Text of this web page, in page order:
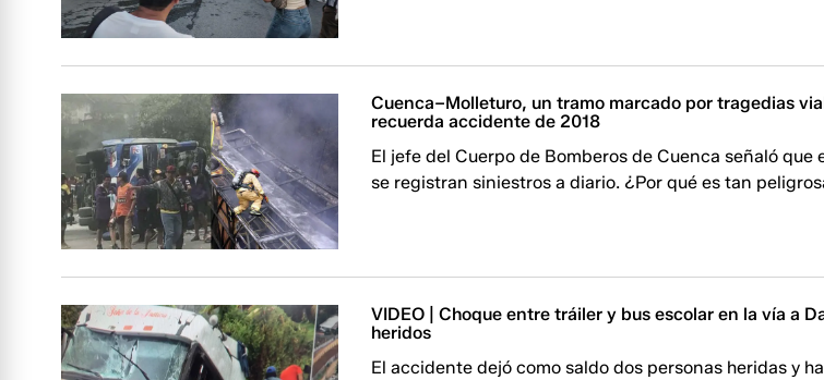
Cuenca–Molleturo, un tramo marcado por tragedias
recuerda accidente de 2018
El jefe del Cuerpo de Bomberos de Cuenca señaló que
se registran siniestros a diario. ¿Por qué es tan
VIDEO | Choque entre tráiler y bus escolar en la vía a
heridos
El accidente dejó como saldo dos personas heridas y